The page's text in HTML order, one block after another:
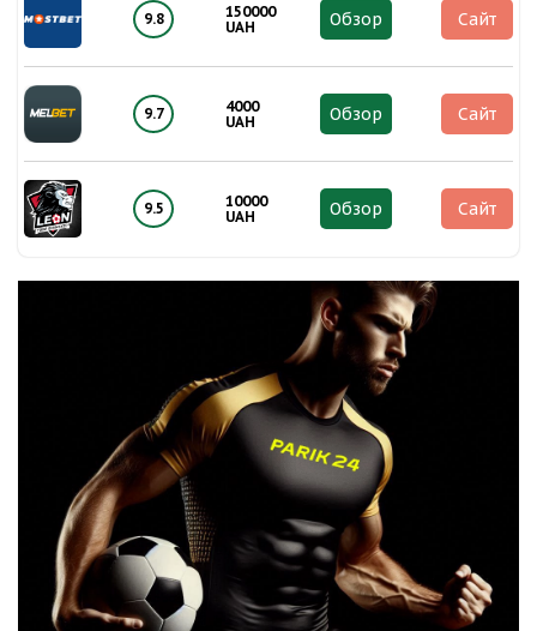
9.8
150000
UAH
Обзор Сайт
9.7
4000
UAH
Обзор Сайт
9.5
10000
UAH
Обзор Сайт